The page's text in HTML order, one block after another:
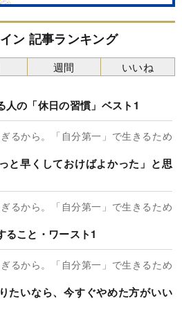
ン 記事ランキング
人の「休日の習慣」ベスト1
るから。「自分第一」で生きるため
と早くしておけばよかった」と思
るから。「自分第一」で生きるため
ること・ワースト1
るから。「自分第一」で生きるため
たいなら、今すぐやめた方がいい
週間 いいね